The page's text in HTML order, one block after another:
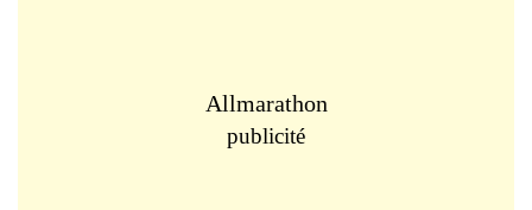
Allmarathon
publicité